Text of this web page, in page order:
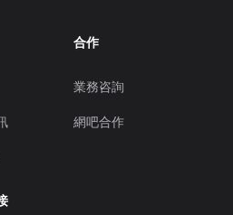
合作
業務咨詢
網吧合作